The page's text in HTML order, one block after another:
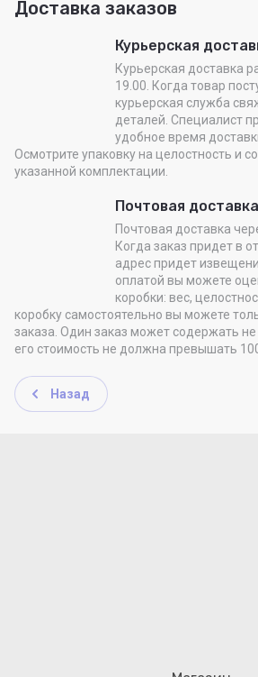
Доставка заказов
Курьерская
Курьерская доставка
19.00. Когда товар
курьерская служба
деталей. Специалист
удобное время
Осмотрите упаковку на целостность и
указанной комплектации.
Почтовая доставка
Почтовая доставка
Когда заказ придет в
адрес придет
оплатой вы можете
коробки: вес,
коробку самостоятельно вы можете
заказа. Один заказ может содержать
его стоимость не должна превышать
Назад